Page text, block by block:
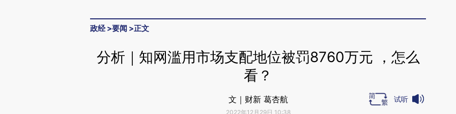
政经>要闻 >正文
分析｜知网滥用市场支配地位被罚8760万元 ，怎么
看？
文｜财新 葛杏航
2022年12月29日 10:38
试听